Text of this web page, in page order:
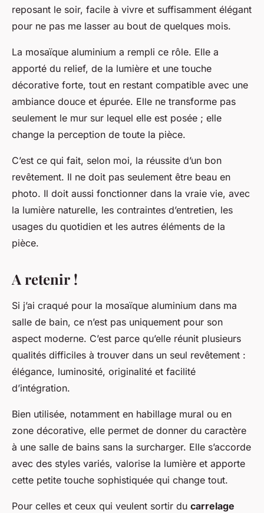
reposant le soir, facile à vivre et suffisamment élégant
pour ne pas me lasser au bout de quelques mois.
La mosaïque aluminium a rempli ce rôle. Elle a
apporté du relief, de la lumière et une touche
décorative forte, tout en restant compatible avec une
ambiance douce et épurée. Elle ne transforme pas
seulement le mur sur lequel elle est posée ; elle
change la perception de toute la pièce.
C’est ce qui fait, selon moi, la réussite d’un bon
revêtement. Il ne doit pas seulement être beau en
photo. Il doit aussi fonctionner dans la vraie vie, avec
la lumière naturelle, les contraintes d’entretien, les
usages du quotidien et les autres éléments de la
pièce.
A retenir !
Si j’ai craqué pour la mosaïque aluminium dans ma
salle de bain, ce n’est pas uniquement pour son
aspect moderne. C’est parce qu’elle réunit plusieurs
qualités difficiles à trouver dans un seul revêtement :
élégance, luminosité, originalité et facilité
d’intégration.
Bien utilisée, notamment en habillage mural ou en
zone décorative, elle permet de donner du caractère
à une salle de bains sans la surcharger. Elle s’accorde
avec des styles variés, valorise la lumière et apporte
cette petite touche sophistiquée qui change tout.
Pour celles et ceux qui veulent sortir du carrelage